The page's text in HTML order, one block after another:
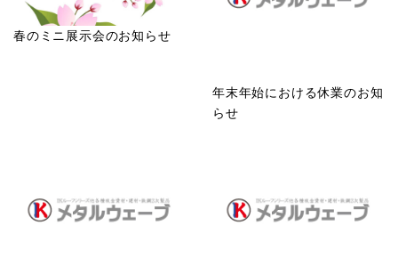
春のミニ展示会のお知らせ
年末年始における休業のお知
らせ